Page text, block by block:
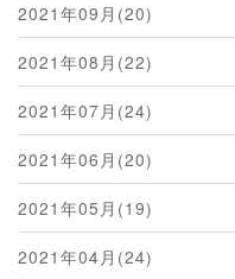
2021年09月(20)
2021年08月(22)
2021年07月(24)
2021年06月(20)
2021年05月(19)
2021年04月(24)